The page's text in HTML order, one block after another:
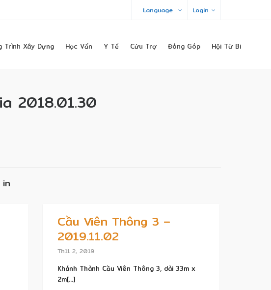
Language Login
Trình Xây Dựng Học Vấn Y Tế Cứu Trợ Đóng Góp Hội Từ Bi
2018.01.30
Cầu Viên Thông 3 –
2019.11.02
Th11 2, 2019
Khánh Thành Cầu Viên Thông 3, dài 33m x
2m[...]